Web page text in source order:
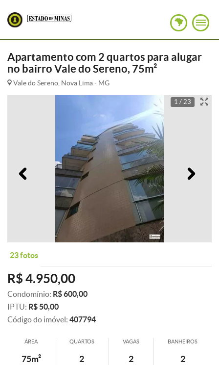
Apartamento com 2 quartos para alugar
no bairro Vale do Sereno, 75m²
Vale do Sereno, Nova Lima - MG
1 / 23
Anterior
23 fotos
R$ 4.950,00
Condomínio: R$ 600,00
IPTU: R$ 50,00
Código do imóvel: 407794
ÁREA
75m²
QUARTOS
2
VAGAS
2
BANHEIROS
2